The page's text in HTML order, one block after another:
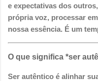
e expectativas dos
própria voz, processar
nossa essência. É um
O que significa *ser
Ser autêntico é alinhar